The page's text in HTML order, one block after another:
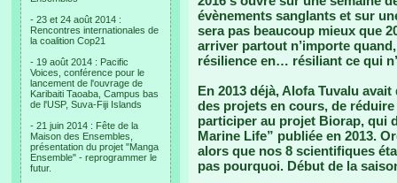
- 23 et 24 août 2014 :
Rencontres internationales de
la coalition Cop21
- 19 août 2014 : Pacific
Voices, conférence pour le
lancement de l'ouvrage de
Karibaiti Taoaba, Campus bas
de l'USP, Suva-Fiji Islands
- 21 juin 2014 : Fête de la
Maison des Ensembles,
présentation du projet "Manga
Ensemble" - reprogrammer le
futur.
évènements sanglants et sur
sera pas beaucoup mieux que
arriver partout n’importe
résilience en… résiliant ce qui
En 2013 déjà, Alofa Tuvalu
des projets en cours, de
participer au projet Biorap, qui
Marine Life” publiée en 2013.
alors que nos 8 scientifiques
pas pourquoi. Début de la